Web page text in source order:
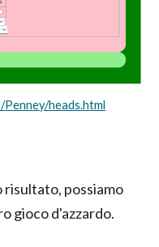
heads.html
risultato, possiamo
gioco d'azzardo.